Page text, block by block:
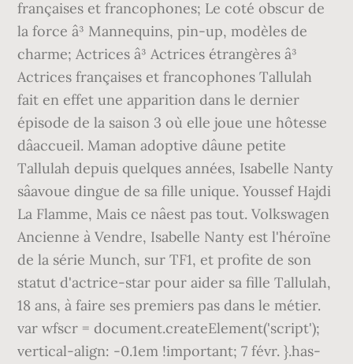
françaises et francophones; Le coté obscur de
la force â³ Mannequins, pin-up, modèles de
charme; Actrices â³ Actrices étrangères â³
Actrices françaises et francophones Tallulah
fait en effet une apparition dans le dernier
épisode de la saison 3 où elle joue une hôtesse
dâaccueil. Maman adoptive dâune petite
Tallulah depuis quelques années, Isabelle Nanty
sâavoue dingue de sa fille unique. Youssef Hajdi
La Flamme, Mais ce nâest pas tout. Volkswagen
Ancienne à Vendre, Isabelle Nanty est l'héroïne
de la série Munch, sur TF1, et profite de son
statut d'actrice-star pour aider sa fille Tallulah,
18 ans, à faire ses premiers pas dans le métier.
var wfscr = document.createElement('script');
vertical-align: -0.1em !important; 7 févr. }.has-